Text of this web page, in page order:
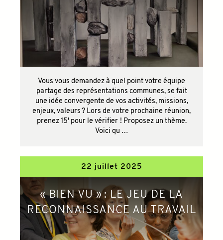
Vous vous demandez à quel point votre équipe
partage des représentations communes, se fait
une idée convergente de vos activités, missions,
enjeux, valeurs ? Lors de votre prochaine réunion,
prenez 15′ pour le vérifier ! Proposez un thème.
Voici qu …
22 juillet 2025
« BIEN VU » : LE JEU DE LA
RECONNAISSANCE AU TRAVAIL